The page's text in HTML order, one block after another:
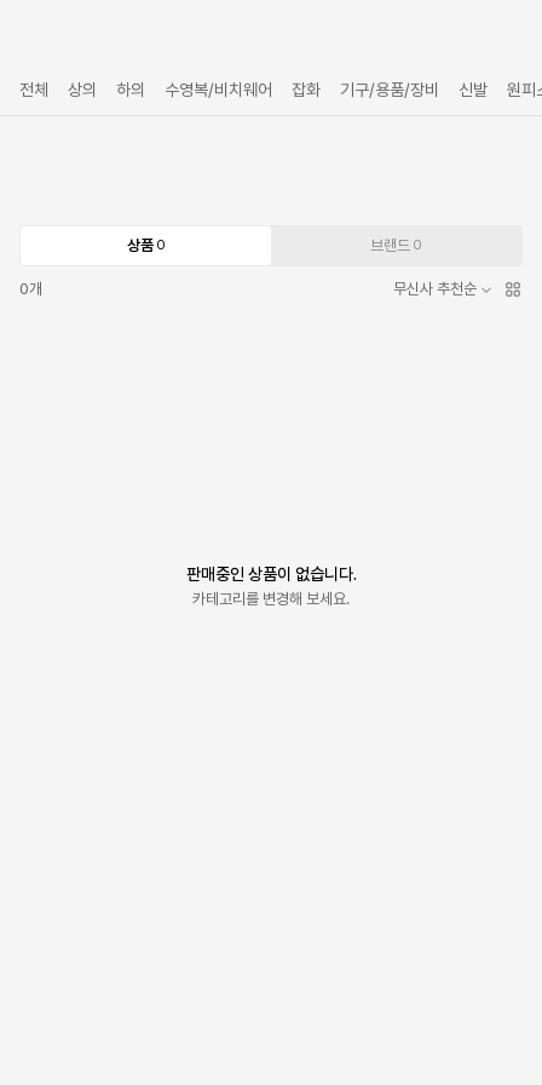
전체 상의 하의 수영복/비치웨어 잡화 기구/용품/장비 신발 원피
상품 0 브랜드 0
0개 무신사 추천순
판매중인 상품이 없습니다.
카테고리를 변경해 보세요.